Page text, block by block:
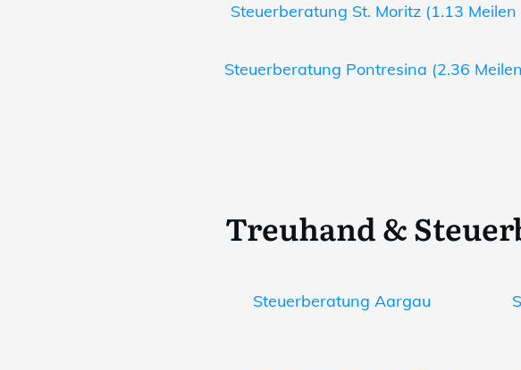
Steuerberatung St. Moritz (1.13
Steuerberatung Pontresina (2.36
Treuhand &
Steuerberatung Aargau